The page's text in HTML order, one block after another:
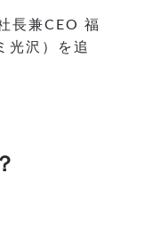
長兼CEO 福
光沢）を追